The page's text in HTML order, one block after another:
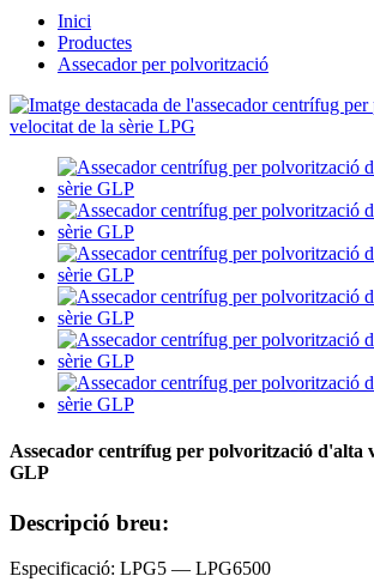
Inici
Productes
Assecador per polvorització
Assecador centrífug per polvorització d'alta
GLP
Descripció breu:
Especificació: LPG5 — LPG6500